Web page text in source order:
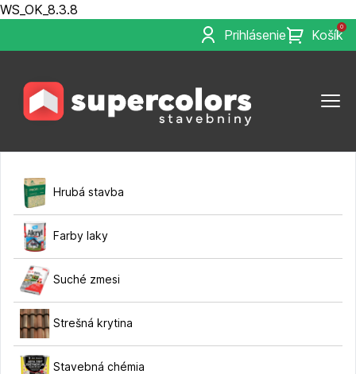
WS_OK_8.3.8
Prihlásenie
0
Košík
Hrubá stavba
Farby laky
Suché zmesi
Strešná krytina
Stavebná chémia